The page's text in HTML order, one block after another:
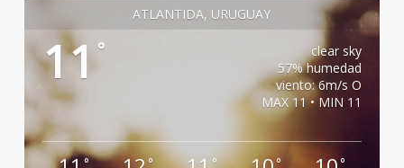
ATLANTIDA, URUGUAY
11°
clear sky
57% humedad
viento: 6m/s O
MAX 11 • MIN 11
° ° ° ° °